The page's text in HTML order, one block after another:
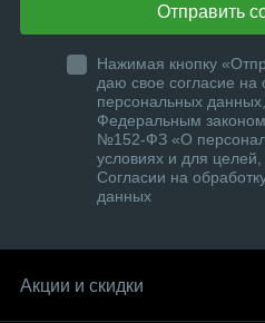
Отправить
Нажимая кнопку
даю свое согласие на
персональных данных,
Федеральным
№152-ФЗ «О
условиях и для
Согласии на
данных
Акции и скидки